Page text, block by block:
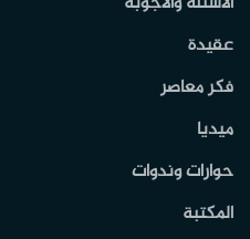
عقيدة
فكر معاصر
ميديا
حوارات وندوات
المكتبة